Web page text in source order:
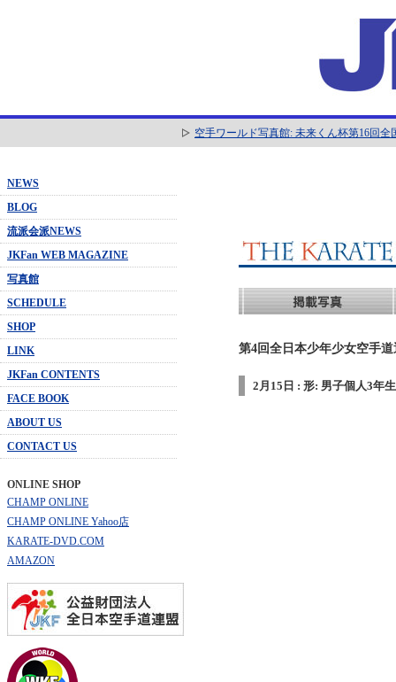
空手ワールド写真館: 未来くん杯第16回
NEWS
BLOG
流派会派NEWS
JKFan WEB MAGAZINE
写真館
SCHEDULE
SHOP
LINK
JKFan CONTENTS
FACE BOOK
ABOUT US
CONTACT US
ONLINE SHOP
CHAMP ONLINE
CHAMP ONLINE Yahoo店
KARATE-DVD.COM
AMAZON
第4回全日本少年少女空手
2月15日 : 形: 男子個人3年